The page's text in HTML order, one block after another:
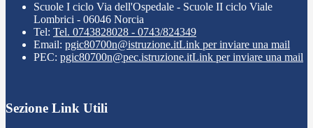
Scuole I ciclo Via dell'Ospedale - Scuole II ciclo Viale
Lombrici - 06046 Norcia
Tel: Tel. 0743828028 - 0743/824349
Email: pgic80700n@istruzione.itLink per inviare una mail
PEC: pgic80700n@pec.istruzione.itLink per inviare una mail
Sezione Link Utili